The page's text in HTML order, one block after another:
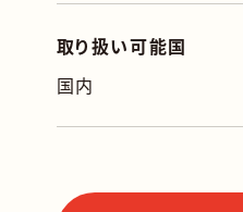
取り扱い可能国
国内